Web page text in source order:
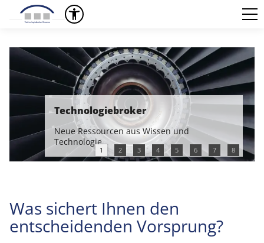
Technologiebroker
Neue Ressourcen aus Wissen und
Technologie
1 2 3 4 5 6 7 8
Was sichert Ihnen den
entscheidenden Vorsprung?